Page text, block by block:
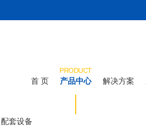
HOME
首 页
PRODUCT
产品中心 SOLOTION
解决方案
配套设备